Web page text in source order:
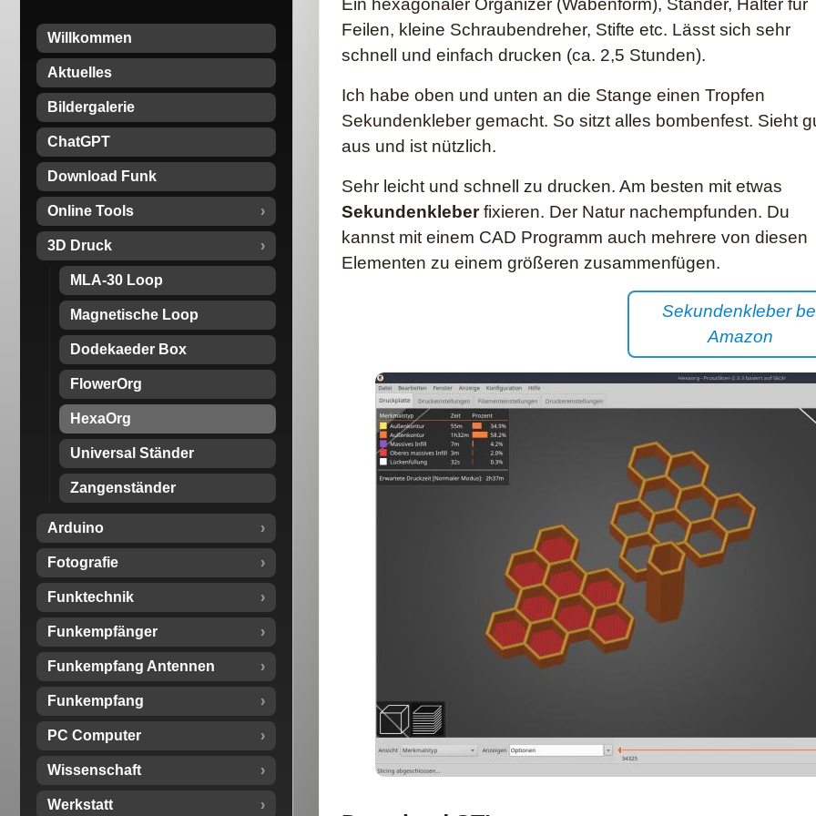
Willkommen
Aktuelles
Bildergalerie
ChatGPT
Download Funk
Online Tools
3D Druck
MLA-30 Loop
Magnetische Loop
Dodekaeder Box
FlowerOrg
HexaOrg
Universal Ständer
Zangenständer
Arduino
Fotografie
Funktechnik
Funkempfänger
Funkempfang Antennen
Funkempfang
PC Computer
Wissenschaft
Werkstatt
Ein hexagonaler Organizer (Wabenform), Ständer, Halter für
Feilen, kleine Schraubendreher, Stifte etc. Lässt sich sehr
schnell und einfach drucken (ca. 2,5 Stunden).
Ich habe oben und unten an die Stange einen Tropfen
Sekundenkleber gemacht. So sitzt alles bombenfest. Sieht
aus und ist nützlich.
Sehr leicht und schnell zu drucken. Am besten mit etwas
Sekundenkleberfixieren. Der Natur nachempfunden. Du
kannst mit einem CAD Programm auch mehrere von diesen
Elementen zu einem größeren zusammenfügen.
Sekundenkleber
Amazon